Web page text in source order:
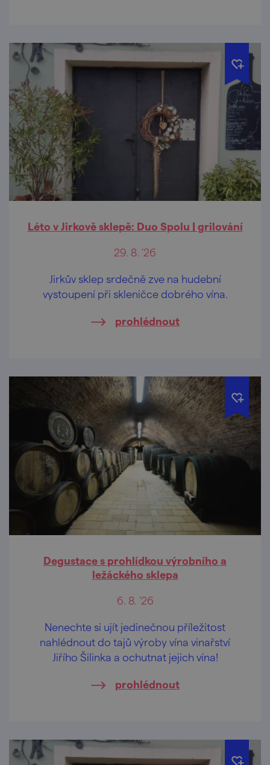
Léto v Jirkově sklepě: Duo Spolu | grilování
29. 8. '26
Jirkův sklep srdečně zve na hudební
vystoupení při skleničce dobrého vína.
prohlédnout
Degustace s prohlídkou výrobního a
ležáckého sklepa
6. 8. '26
Nenechte si ujít jedinečnou příležitost
nahlédnout do tajů výroby vína vinařství
Jiřího Šilinka a ochutnat jejich vína!
prohlédnout